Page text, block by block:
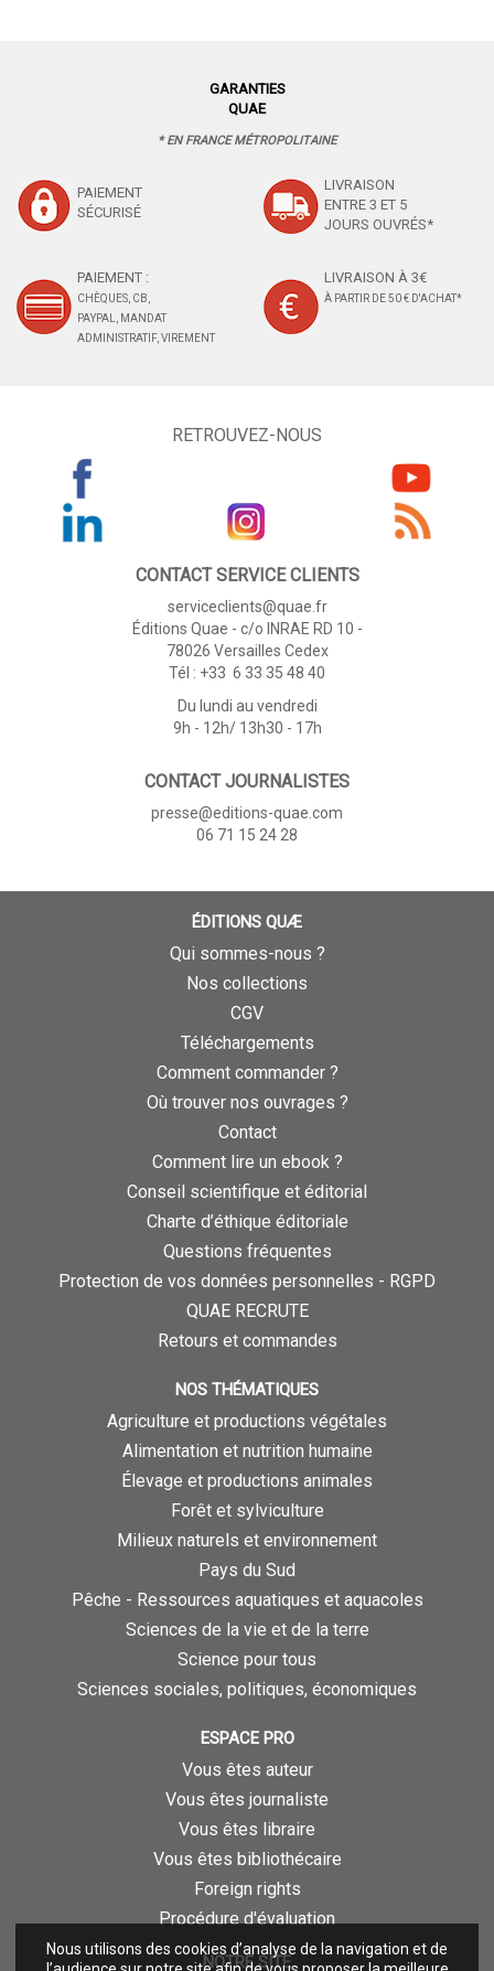
Nous utilisons des cookies d’analyse de la navigation et de
GARANTIES
QUAE
* EN FRANCE MÉTROPOLITAINE
PAIEMENT
SÉCURISÉ
LIVRAISON
ENTRE 3 ET 5
JOURS OUVRÉS*
PAIEMENT :
CHÈQUES, CB,
PAYPAL, MANDAT
ADMINISTRATIF, VIREMENT
LIVRAISON À 3€
À PARTIR DE 50 € D'ACHAT*
RETROUVEZ-NOUS
CONTACT SERVICE CLIENTS
serviceclients@quae.fr
Éditions Quae - c/o INRAE RD 10 -
78026 Versailles Cedex
Tél : +33 6 33 35 48 40
Du lundi au vendredi
9h - 12h/ 13h30 - 17h
CONTACT JOURNALISTES
presse@editions-quae.com
06 71 15 24 28
ÉDITIONS QUÆ
Qui sommes-nous ?
Nos collections
CGV
Téléchargements
Comment commander ?
Où trouver nos ouvrages ?
Contact
Comment lire un ebook ?
Conseil scientifique et éditorial
Charte d’éthique éditoriale
Questions fréquentes
Protection de vos données personnelles - RGPD
QUAE RECRUTE
Retours et commandes
NOS THÉMATIQUES
Agriculture et productions végétales
Alimentation et nutrition humaine
Élevage et productions animales
Forêt et sylviculture
Milieux naturels et environnement
Pays du Sud
Pêche - Ressources aquatiques et aquacoles
Sciences de la vie et de la terre
Science pour tous
Sciences sociales, politiques, économiques
ESPACE PRO
Vous êtes auteur
Vous êtes journaliste
Vous êtes libraire
Vous êtes bibliothécaire
Foreign rights
Procédure d'évaluation
NOTRE SITE